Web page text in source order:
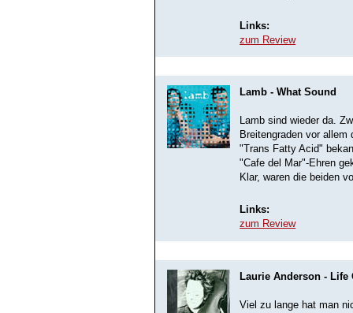
Links:
zum Review
Lamb - What Sound
Lamb sind wieder da.
Breitengraden vor
"Trans Fatty Acid"
"Cafe del Mar"-Ehren
Klar, waren die beiden
Links:
zum Review
Laurie Anderson - Life
Viel zu lange hat man